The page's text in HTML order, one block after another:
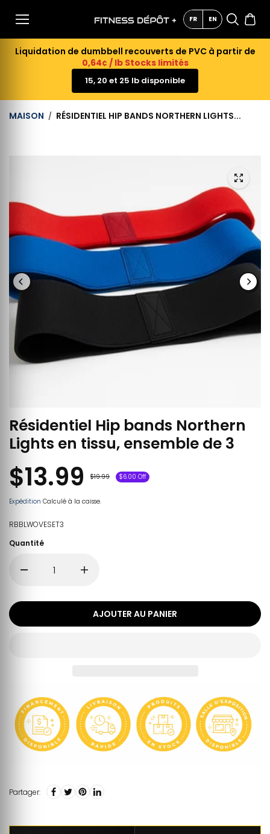
CONTE
NU FR EN
Liquidation de dumbbell recouverts de PVC à partir de
0,64¢ / lb Stocks limités
15, 20 et 25 lb disponible
MAISON RÉSIDENTIEL HIP BANDS NORTHERN LIGHTS...
Résidentiel Hip bands Northern
Lights en tissu, ensemble de 3
$13.99 $19.99 $6.00 Off
Expédition Calculé à la caisse.
RBBLWOVESET3
Quantité
AJOUTER AU PANIER
Partager: